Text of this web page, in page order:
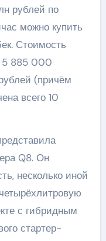
рублей по
можно купить
Стоимость
5 885 000
(причём
всего 10
Q8. Он
несколько иной
с гибридным
стартер-